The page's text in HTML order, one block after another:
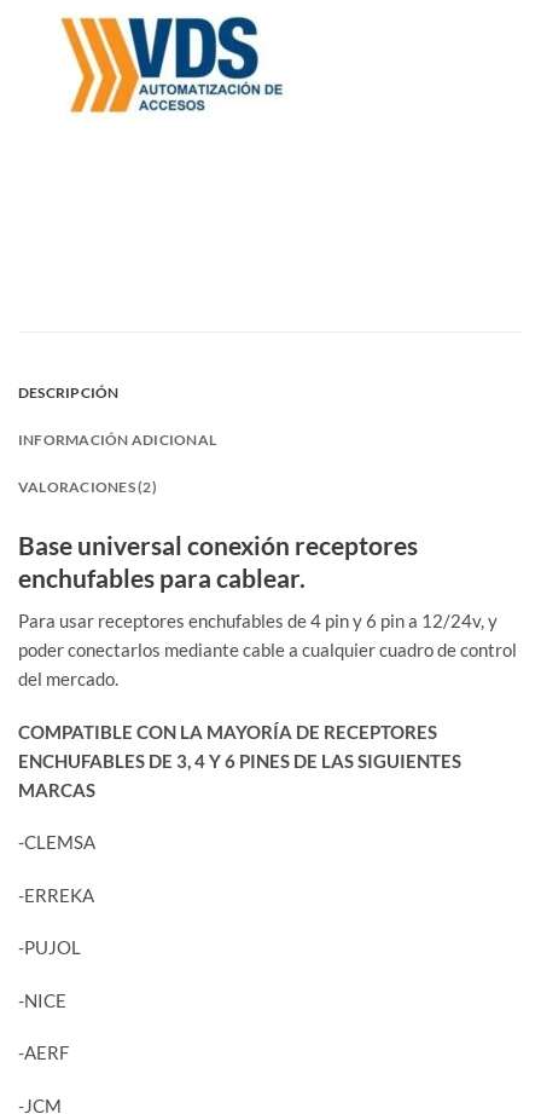
DESCRIPCIÓN
INFORMACIÓN ADICIONAL
VALORACIONES (2)
Base universal conexión receptores
enchufables para cablear.
Para usar receptores enchufables de 4 pin y 6 pin a 12/24v, y
poder conectarlos mediante cable a cualquier cuadro de control
del mercado.
COMPATIBLE CON LA MAYORÍA DE RECEPTORES
ENCHUFABLES DE 3, 4 Y 6 PINES DE LAS SIGUIENTES
MARCAS
-CLEMSA
-ERREKA
-PUJOL
-NICE
-AERF
-JCM